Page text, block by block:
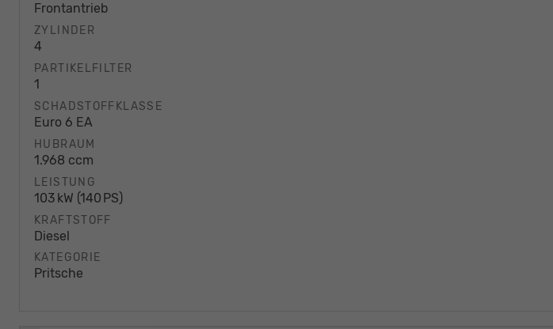
Frontantrieb
ZYLINDER
4
PARTIKELFILTER
1
SCHADSTOFFKLASSE
Euro 6 EA
HUBRAUM
1.968 ccm
LEISTUNG
103 kW (140 PS)
KRAFTSTOFF
Diesel
KATEGORIE
Pritsche